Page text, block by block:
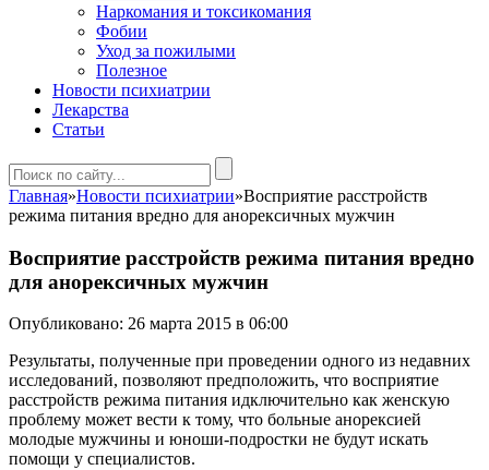
Наркомания и токсикомания
Фобии
Уход за пожилыми
Полезное
Новости психиатрии
Лекарства
Статьи
Главная»Новости психиатрии»Восприятие расстройств
режима питания вредно для анорексичных мужчин
Восприятие расстройств режима питания вредно
для анорексичных мужчин
Опубликовано: 26 марта 2015 в 06:00
Результаты, полученные при проведении одного из недавних
исследований, позволяют предположить, что восприятие
расстройств режима питания идключительно как женскую
проблему может вести к тому, что больные анорексией
молодые мужчины и юноши-подростки не будут искать
помощи у специалистов.